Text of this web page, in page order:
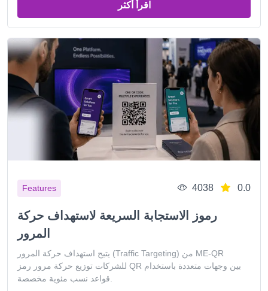
اقرأ أكثر
Features 4038 0.0
رموز الاستجابة السريعة لاستهداف حركة
المرور
يتيح استهداف حركة المرور (Traffic Targeting) من ME-QR
للشركات توزيع حركة مرور رمز QR بين وجهات متعددة باستخدام